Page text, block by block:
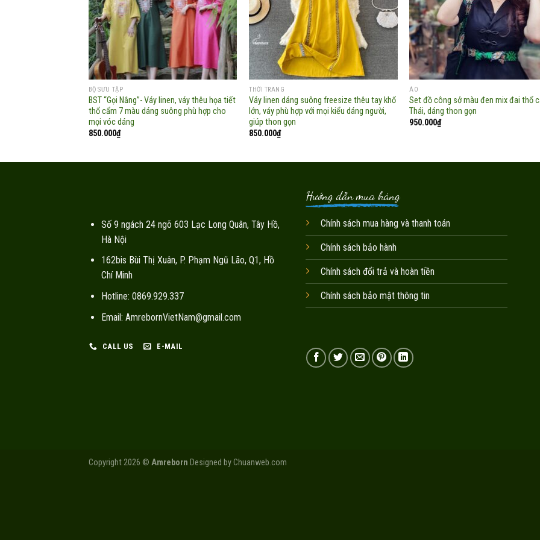
BỘ SƯU TẬP
BST “Gọi Nắng”- Váy linen, váy thêu họa tiết
thổ cẩm 7 màu dáng suông phù hợp cho
mọi vóc dáng
850.000₫
THỜI TRANG
Váy linen dáng suông freesize thêu tay khổ
lớn, váy phù hợp với mọi kiểu dáng người,
giúp thon gọn
850.000₫
ÁO
Set đồ công sở màu đen mix đai thổ
Thái, dáng thon gọn
950.000₫
Số 9 ngách 24 ngõ 603 Lạc Long Quân, Tây Hồ,
Hà Nội
162bis Bùi Thị Xuân, P. Phạm Ngũ Lão, Q1, Hồ
Chí Minh
Hotline: 0869.929.337
Email: AmrebornVietNam@gmail.com
CALL US E-MAIL
Hướng dẫn mua hàng
Chính sách mua hàng và thanh toán
Chính sách bảo hành
Chính sách đổi trả và hoàn tiền
Chính sách bảo mật thông tin
Copyright 2026 © Amreborn Designed byChuanweb.com